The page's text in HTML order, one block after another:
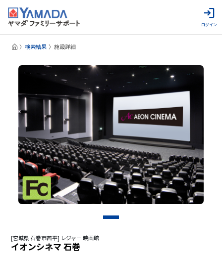
ログイン
検索結果 施設詳細
[宮城県 石巻市茜平] レジャー 映画館
イオンシネマ 石巻